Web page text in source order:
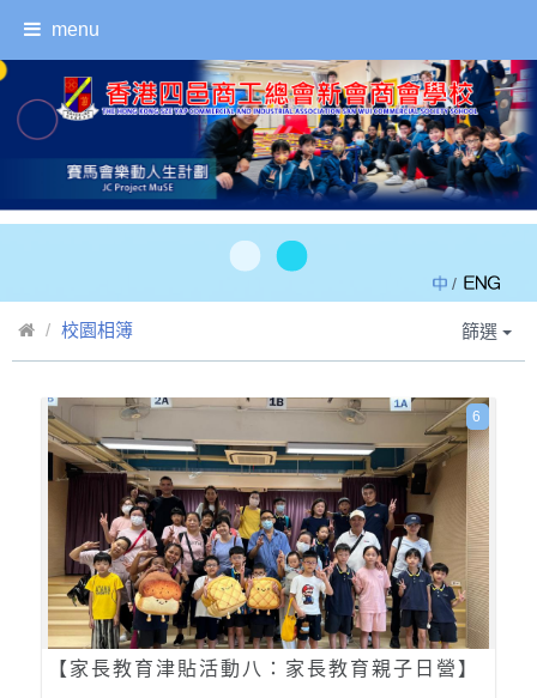
menu
/
校園相簿 篩選
【家長教育津貼活動八：家長教育親子日營】
6